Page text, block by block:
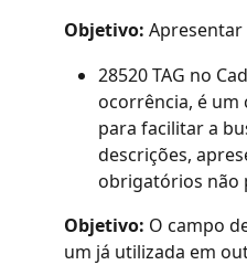
Objetivo: Apresentar
28520 TAG no
ocorrência, é um
para facilitar a
descrições,
obrigatórios não
Objetivo: O campo
um já utilizada em